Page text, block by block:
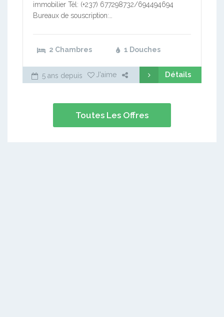
immobilier Tél: (+237) 677298732/694494694
Bureaux de souscription:…
2 Chambres 1 Douches
5 ans depuis J'aime Détails
Toutes Les Offres